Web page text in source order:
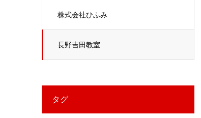
株式会社ひふみ
長野吉田教室
タグ